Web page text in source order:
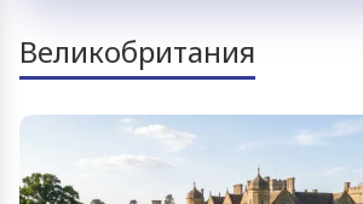
Великобритания